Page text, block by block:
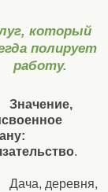
который
полирует
работу.
Значение,
.
Дача, деревня,